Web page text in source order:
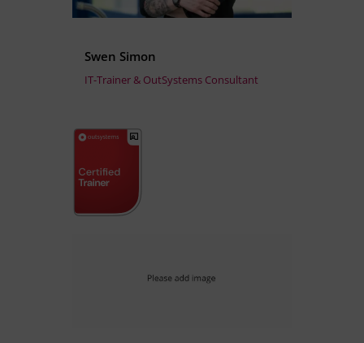
Swen Simon
IT-Trainer & OutSystems Consultant